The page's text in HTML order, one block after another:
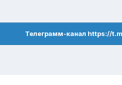
Телеграмм-канал https://